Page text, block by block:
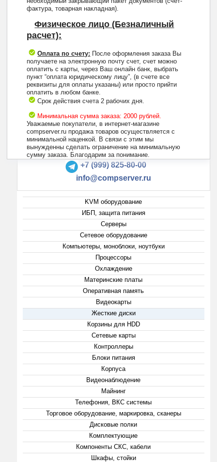
фактура, товарная накладная).
Физическое лицо (Безналичный
расчет):
Оплата по счету: После оформления заказа Вы
получаете на электронную почту счет, счет можно
оплатить с карты, через Ваш онлайн банк, выбрать
пункт “оплата юридическому лицу”, (в счете все
реквизиты для оплаты указаны) или просто прийти
оплатить в любом банке.
Срок действия счета 2 рабочих дня.
Минимальная сумма заказа: 2000 рублей.
Уважаемые покупатели, в интернет-магазине
compserver.ru продажа товаров осуществляется с
минимальной наценкой. В связи с этим мы
вынужденны сделать ограничение на минимальную
сумму заказа. Благодарим за понимание.
+7 (495) 223-13-47
+7 (999) 825-80-00
info@compserver.ru
KVM оборудование
ИБП, защита питания
Серверы
Сетевое оборудование
Компьютеры, моноблоки, ноутбуки
Процессоры
Охлаждение
Материнские платы
Оперативная память
Видеокарты
Жесткие диски
Корзины для HDD
Сетевые карты
Контроллеры
Блоки питания
Корпуса
Видеонаблюдение
Майнинг
Телефония, ВКС системы
Торговое оборудование, маркировка, сканеры
Дисковые полки
Комплектующие
Компоненты СКС, кабели
Шкафы, стойки